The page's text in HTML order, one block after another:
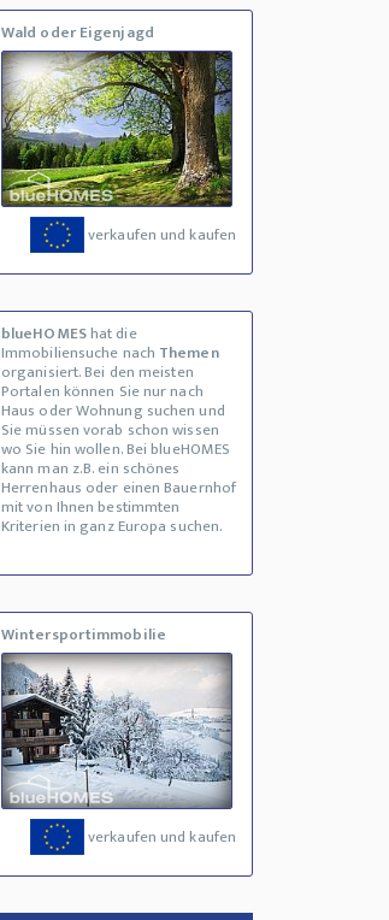
Wald oder Eigenjagd
verkaufen und kaufen
blueHOMEShat die
Immobiliensuche nach Themen
organisiert. Bei den meisten
Portalen können Sie nur nach
Haus oder Wohnung suchen und
Sie müssen vorab schon wissen
wo Sie hin wollen. Bei blueHOMES
kann man z.B. ein schönes
Herrenhaus oder einen Bauernhof
mit von Ihnen bestimmten
Kriterien in ganz Europa suchen.
Wintersportimmobilie
verkaufen und kaufen